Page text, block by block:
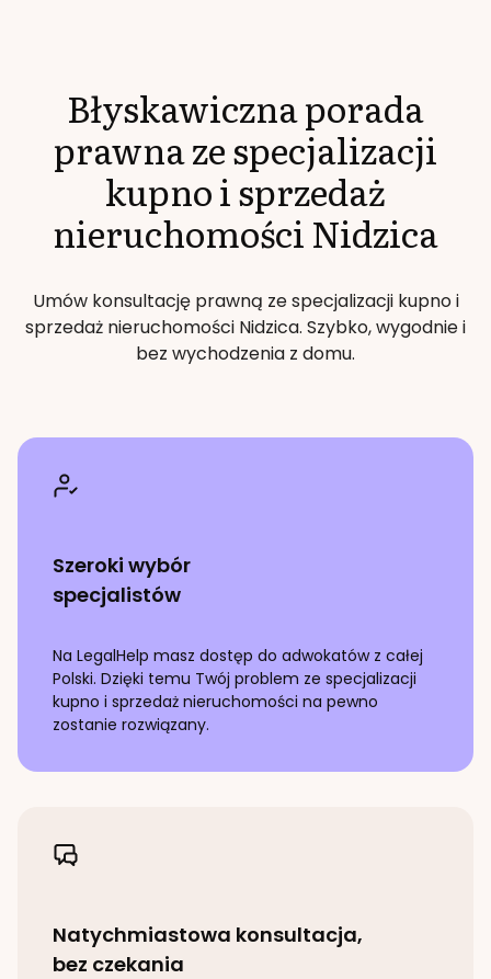
Błyskawiczna porada
prawna ze specjalizacji
kupno i sprzedaż
nieruchomościNidzica
Umów konsultację prawną ze specjalizacji kupno i
sprzedaż nieruchomości Nidzica. Szybko, wygodnie i
bez wychodzenia z domu.
Szeroki wybór
specjalistów
Na LegalHelp masz dostęp do adwokatów z całej
Polski. Dzięki temu Twój problem ze specjalizacji
kupno i sprzedaż nieruchomości na pewno
zostanie rozwiązany.
Natychmiastowa konsultacja,
bez czekania